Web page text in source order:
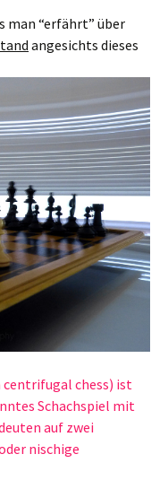
man “erfährt” über
angesichts dieses
chess) ist
Schachspiel mit
auf zwei
nischige